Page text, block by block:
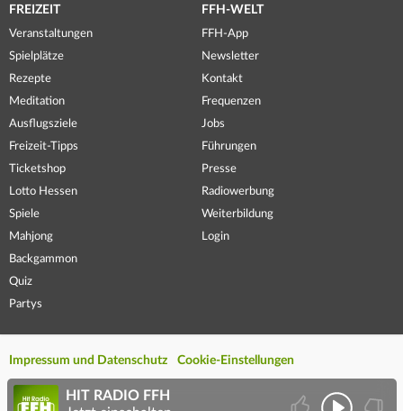
FREIZEIT
Veranstaltungen
Spielplätze
Rezepte
Meditation
Ausflugsziele
Freizeit-Tipps
Ticketshop
Lotto Hessen
Spiele
Mahjong
Backgammon
Quiz
Partys
FFH-WELT
FFH-App
Newsletter
Kontakt
Frequenzen
Jobs
Führungen
Presse
Radiowerbung
Weiterbildung
Login
Impressum und Datenschutz Cookie-Einstellungen
HIT RADIO FFH